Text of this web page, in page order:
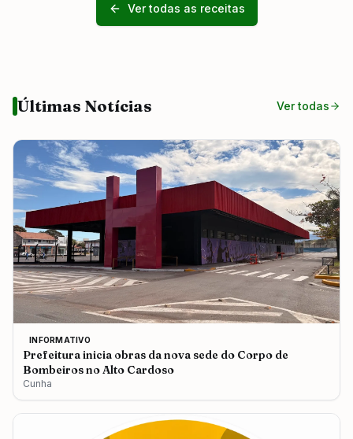
Ver todas as receitas
Últimas Notícias Ver todas
INFORMATIVO
Prefeitura inicia obras da nova sede do Corpo de
Bombeiros no Alto Cardoso
Cunha